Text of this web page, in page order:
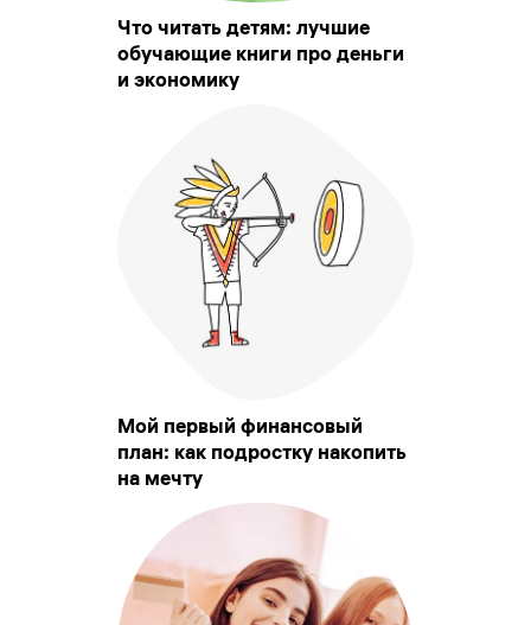
Что читать детям: лучшие
обучающие книги про деньги
и экономику
Мой первый финансовый
план: как подростку накопить
на мечту